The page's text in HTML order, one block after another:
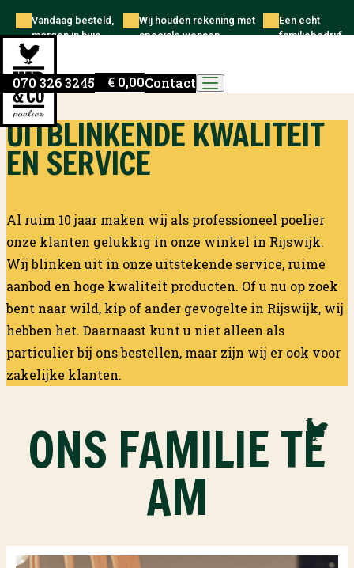
Skip to content
Vandaag besteld,
morgen in huis
Wij houden rekening met
speciale wensen
Een echt
familiebedrijf
Kip en Co Poelier
070 326 3245 € 0,00Contact
UITBLINKENDE KWALITEIT
EN SERVICE
Al ruim 10 jaar maken wij als professioneel poelier
onze klanten gelukkig in onze winkel in Rijswijk.
Wij blinken uit in onze uitstekende service, ruime
aanbod en hoge kwaliteit producten. Of u nu op zoek
bent naar wild, kip of ander gevogelte in Rijswijk, wij
hebben het. Daarnaast kunt u niet alleen als
particulier bij ons bestellen, maar zijn wij er ook voor
zakelijke klanten.
ONS FAMILIE TE
AM